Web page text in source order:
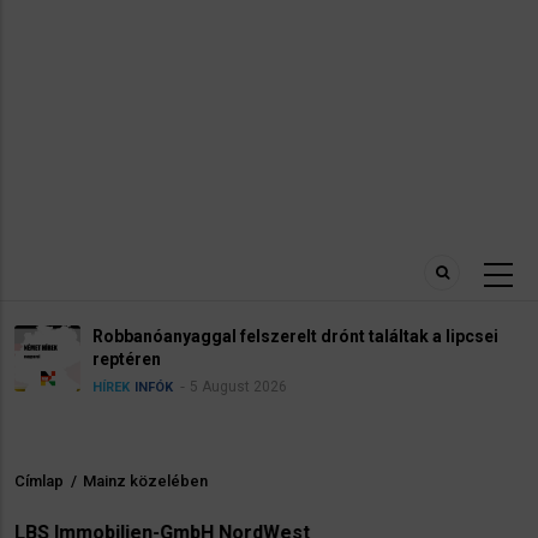
Robbanóanyaggal felszerelt drónt találtak a lipcsei
reptéren
HÍREK INFÓK 5 August 2026
Morzsa
Címlap / Mainz közelében
LBS Immobilien-GmbH NordWest